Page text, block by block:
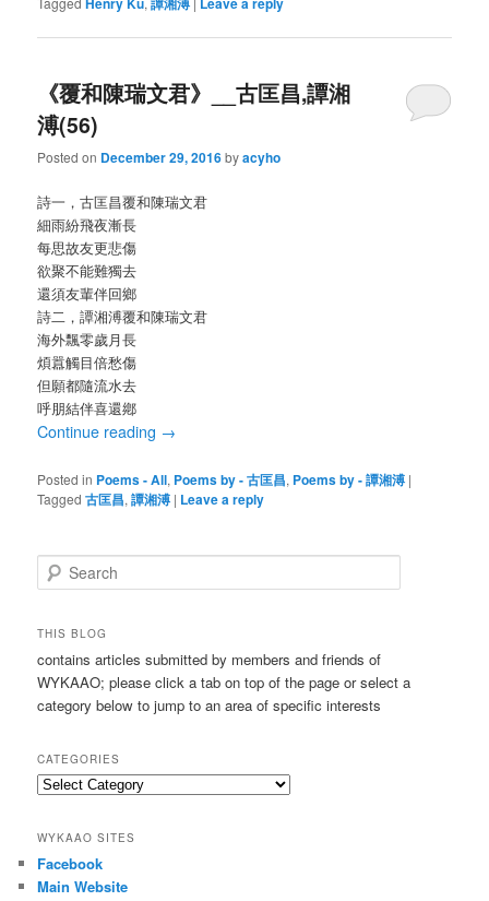
《覆和陳瑞文君》__古匡昌,譚湘
溥(56)
Posted on December 29, 2016byacyho
詩一，古匡昌覆和陳瑞文君
細雨紛飛夜漸長
每思故友更悲傷
欲聚不能難獨去
還須友輩伴回鄉
詩二，譚湘溥覆和陳瑞文君
海外飄零歲月長
煩囂觸目倍愁傷
但願都隨流水去
呼朋結伴喜還鄕
Continue reading →
Posted in Poems - All, Poems by - 古匡昌, Poems by - 譚湘溥 |
Tagged 古匡昌,譚湘溥 | Leave a reply
e
r
h
THIS BLOG
contains articles submitted by members and friends of
WYKAAO; please click a tab on top of the page or select a
category below to jump to an area of specific interests
CATEGORIES
Categories
WYKAAO SITES
Facebook
Main Website